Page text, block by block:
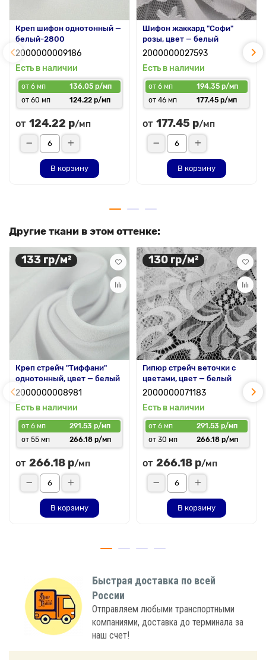
Креп шифон однотонный —
белый-2800
2000000009186
Есть в наличии
от 6 мп
136.05 р/мп
от 60 мп
124.22 р/мп
от 124.22 р/мп
В корзину
Шифон жаккард "Софи"
розы, цвет — белый
2000000027593
Есть в наличии
от 6 мп
194.35 р/мп
от 46 мп
177.45 р/мп
от 177.45 р/мп
В корзину
Другие ткани в этом оттенке:
133 гр/м²
Креп стрейч "Тиффани"
однотонный, цвет — белый
2000000008981
Есть в наличии
от 6 мп
291.53 р/мп
от 55 мп
266.18 р/мп
от 266.18 р/мп
В корзину
130 гр/м²
Гипюр стрейч веточки с
цветами, цвет — белый
2000000071183
Есть в наличии
от 6 мп
291.53 р/мп
от 30 мп
266.18 р/мп
от 266.18 р/мп
В корзину
Быстрая доставка по всей
России
Отправляем любыми транспортными
компаниями, доставка до терминала за
наш счет!